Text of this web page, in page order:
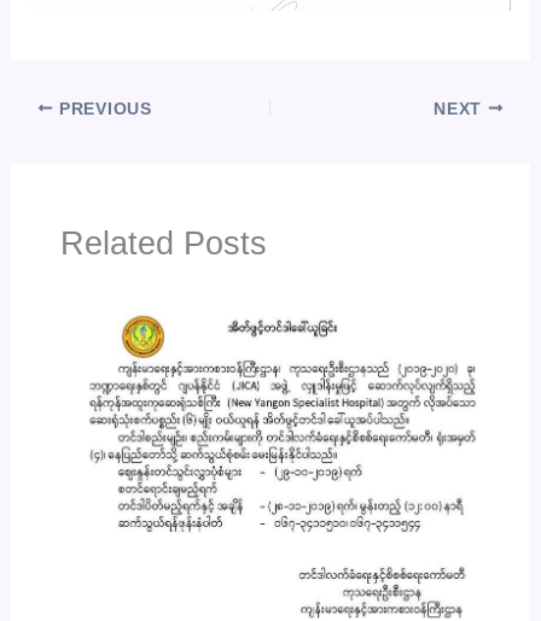
PREVIOUS NEXT
Related Posts